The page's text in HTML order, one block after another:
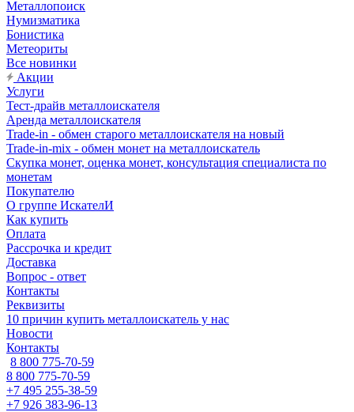
Металлопоиск
Нумизматика
Бонистика
Метеориты
Все новинки
Акции
Услуги
Тест-драйв металлоискателя
Аренда металлоискателя
Trade-in - обмен старого металлоискателя на новый
Trade-in-mix - обмен монет на металлоискатель
Скупка монет, оценка монет, консультация специалиста по
монетам
Покупателю
О группе ИскателИ
Как купить
Оплата
Рассрочка и кредит
Доставка
Вопрос - ответ
Контакты
Реквизиты
10 причин купить металлоискатель у нас
Новости
Контакты
8 800 775-70-59
8 800 775-70-59
+7 495 255-38-59
+7 926 383-96-13